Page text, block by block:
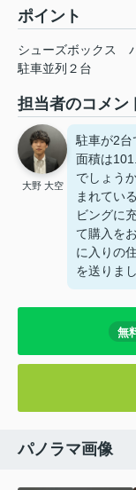
ポイント
シューズボックス
駐車並列２台
担当者のコメン
大野 大空
駐車が2台
面積は
でしょう
まれてい
ビングに
て購入を
に入りの
を送りま
無
パノラマ画像